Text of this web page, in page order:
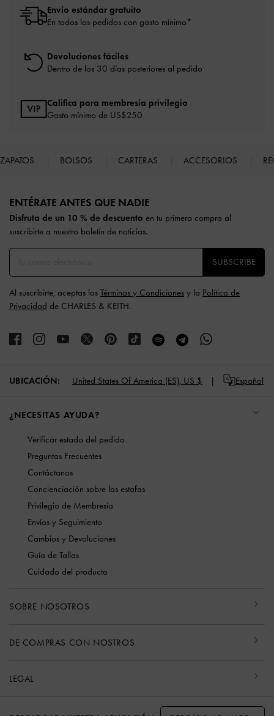
Envío estándar gratuito
En todos los pedidos con gasto mínimo*
Devoluciones fáciles
Dentro de los 30 días posteriores al pedido
Califica para membresía privilegio
Gasto mínimo de US$250
ZAPATOS BOLSOS CARTERAS ACCESORIOS
ENTÉRATE ANTES QUE NADIE​​
Disfruta de un 10 % de descuento en tu primera compra al
suscribirte a nuestro boletín de noticias.
SUBSCRIBE
Al suscribirte, aceptas los Términos y Condiciones y la Política de
Privacidad de CHARLES & KEITH.
UBICACIÓN: United States Of America (ES), US $ Español
¿NECESITAS AYUDA?
Verificar estado del pedido
Preguntas Frecuentes
Contáctanos
Concienciación sobre las estafas
Privilegio de Membresía
Envíos y Seguimiento
Cambios y Devoluciones
Guía de Tallas
Cuidado del producto
SOBRE NOSOTROS
DE COMPRAS CON NOSTROS
LEGAL